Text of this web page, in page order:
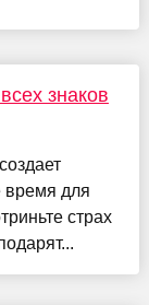
знаков
время для
страх